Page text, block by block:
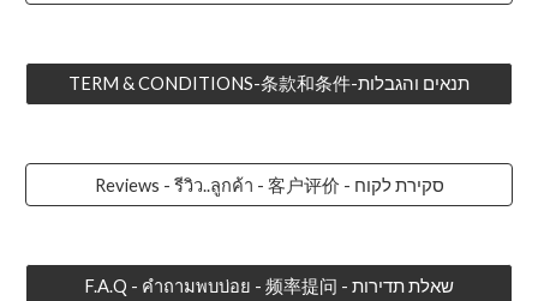
TERM & CONDITIONS-条款和条件-תנאים והגבלות
Reviews - รีวิว..ลูกค้า - 客户评价 - סקירת לקוח
F.A.Q - คำถามพบบ่อย - 频率提问 - שאלת תדירות